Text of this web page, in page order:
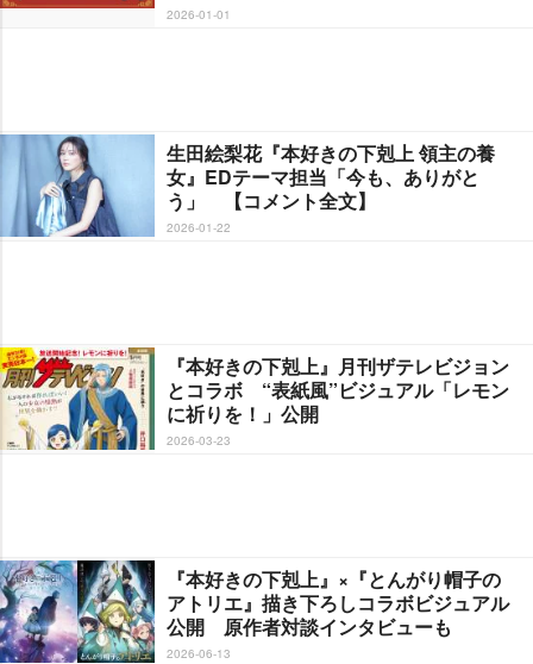
2026-01-01
生田絵梨花『本好きの下剋上 領主の養
女』EDテーマ担当「今も、ありがと
う」 【コメント全文】
2026-01-22
『本好きの下剋上』月刊ザテレビジョン
とコラボ “表紙風”ビジュアル「レモン
に祈りを！」公開
2026-03-23
『本好きの下剋上』×『とんがり帽子の
アトリエ』描き下ろしコラボビジュアル
公開 原作者対談インタビューも
2026-06-13